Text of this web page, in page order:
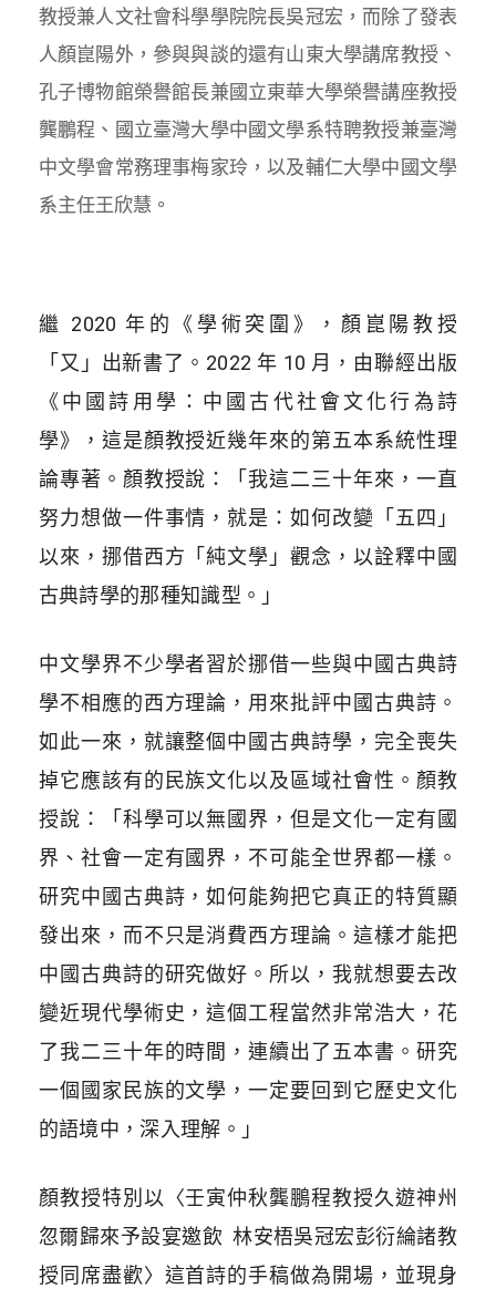
教授兼人文社會科學學院院長吳冠宏，而除了發表
人顏崑陽外，參與與談的還有山東大學講席教授、
孔子博物館榮譽館長兼國立東華大學榮譽講座教授
龔鵬程、國立臺灣大學中國文學系特聘教授兼臺灣
中文學會常務理事梅家玲，以及輔仁大學中國文學
系主任王欣慧。
繼 2020 年的《學術突圍》，顏崑陽教授
「又」出新書了。2022 年 10 月，由聯經出版
《中國詩用學：中國古代社會文化行為詩
學》，這是顏教授近幾年來的第五本系統性理
論專著。顏教授說：「我這二三十年來，一直
努力想做一件事情，就是：如何改變「五四」
以來，挪借西方「純文學」觀念，以詮釋中國
古典詩學的那種知識型。」
中文學界不少學者習於挪借一些與中國古典詩
學不相應的西方理論，用來批評中國古典詩。
如此一來，就讓整個中國古典詩學，完全喪失
掉它應該有的民族文化以及區域社會性。顏教
授說：「科學可以無國界，但是文化一定有國
界、社會一定有國界，不可能全世界都一樣。
研究中國古典詩，如何能夠把它真正的特質顯
發出來，而不只是消費西方理論。這樣才能把
中國古典詩的研究做好。所以，我就想要去改
變近現代學術史，這個工程當然非常浩大，花
了我二三十年的時間，連續出了五本書。研究
一個國家民族的文學，一定要回到它歷史文化
的語境中，深入理解。」
顏教授特別以〈壬寅仲秋龔鵬程教授久遊神州
忽爾歸來予設宴邀飲 林安梧吳冠宏彭衍綸諸教
授同席盡歡〉這首詩的手稿做為開場，並現身